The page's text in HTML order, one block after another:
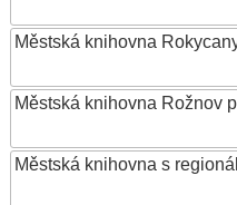
Městská knihovna
Městská knihovna Rožnov
Městská knihovna s